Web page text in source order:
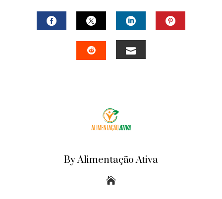
FACEBOOKTWITTERLINKEDIN
By Alimentação Ativa